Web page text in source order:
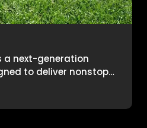
a next-generation
nonstop
cutting